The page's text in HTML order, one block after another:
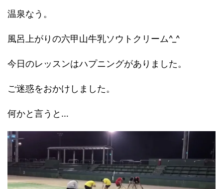
温泉なう。
風呂上がりの六甲山牛乳ソウトクリーム^_^
今日のレッスンはハプニングがありました。
ご迷惑をおかけしました。
何かと言うと…